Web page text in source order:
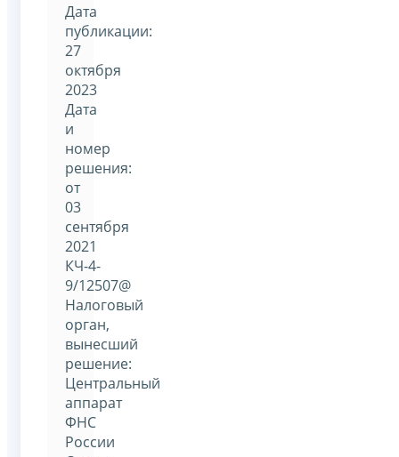
Дата
публикации:
27
октября
2023
Дата
и
номер
решения:
от
03
сентября
2021
КЧ-4-
9/12507@
Налоговый
орган,
вынесший
решение:
Центральный
аппарат
ФНС
России